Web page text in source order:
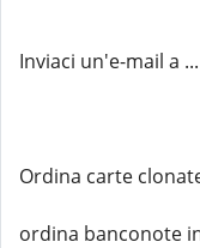
Inviaci un'e-mail a
Ordina carte
ordina banconote